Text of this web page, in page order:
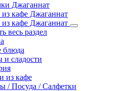
Джаганнат
из кафе Джаганнат
из кафе Джаганнат
весь раздел
блюда
и сладости
из кафе
/ Посуда / Салфетки